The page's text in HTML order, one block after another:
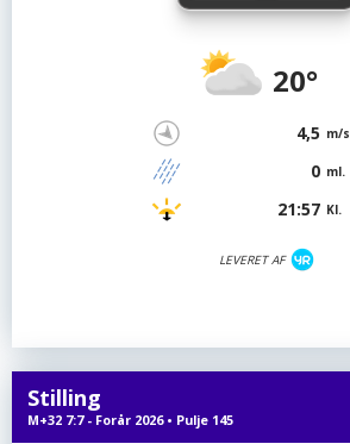
20°
4,5 m/s
0 ml.
21:57 Kl.
LEVERET AF
Stilling
M+32 7:7 - Forår 2026 • Pulje 145